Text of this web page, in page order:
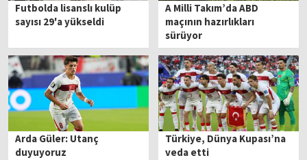
Futbolda lisanslı kulüp
sayısı 29'a yükseldi
A Milli Takım’da ABD
maçının hazırlıkları
sürüyor
Arda Güler: Utanç
duyuyoruz
Türkiye, Dünya Kupası’na
veda etti